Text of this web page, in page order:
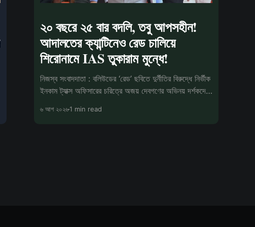
২০ বছরে ২৫ বার বদলি, তবু আপসহীন!
আদালতের ক্যান্টিনেও রেড চালিয়ে
শিরোনামে IAS তুকারাম মুন্ধে!
নিজস্ব সংবাদদাতা : বলিউডের ‘রেড’ ছবিতে দুর্নীতির বিরুদ্ধে নির্ভীক
ইনকাম ট্যাক্স অফিসারের চরিত্রে অজয় দেবগণের অভিনয় দর্শকদের
৬ আগ ২০২৬1 min read